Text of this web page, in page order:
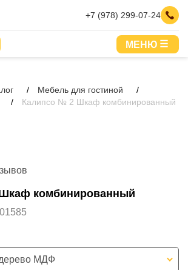
+7 (978) 299-07-24
МЕНЮ
Мебель для гостиной
Калипсо № 2 Шкаф комбинированный
комбинированный
дерево МДФ